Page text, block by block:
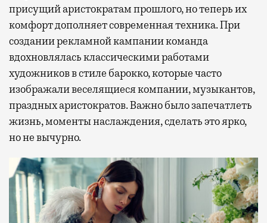
присущий аристократам прошлого, но теперь их
комфорт дополняет современная техника. При
создании рекламной кампании команда
вдохновлялась классическими работами
художников в стиле барокко, которые часто
изображали веселящиеся компании, музыкантов,
праздных аристократов. Важно было запечатлеть
жизнь, моменты наслаждения, сделать это ярко,
но не вычурно.